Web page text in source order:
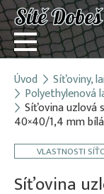
Přihlásit
Registrace
O firmě
Kontakt
Úvod Síťoviny,
Polyethylenová
Síťovina uzlová
40×40/1,4 mm bílá
VLASTNOSTI
Síťovina